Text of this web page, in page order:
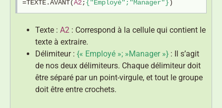
=TEXTE.AVANT(A2;{"Employé";"Manager"})
Texte : A2 : Correspond à la cellule qui contient le
texte à extraire.
Délimiteur : {« Employé »; »Manager »} : Il s’agit
de nos deux délimiteurs. Chaque délimiteur doit
être séparé par un point-virgule, et tout le groupe
doit être entre crochets.